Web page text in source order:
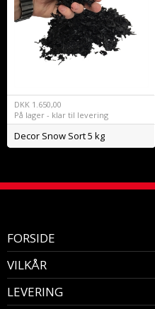
DKK 1.650,00
På lager - klar til levering
Decor Snow Sort 5 kg
FORSIDE
VILKÅR
LEVERING